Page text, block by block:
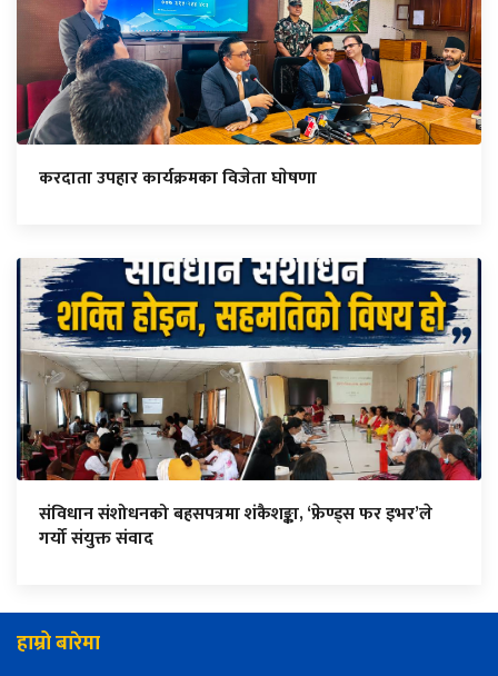
करदाता उपहार कार्यक्रमका विजेता घाेषणा
संविधान संशोधनको बहसपत्रमा शंकैशङ्का, ‘फ्रेण्ड्स फर इभर’ले
गर्यो संयुक्त संवाद
हाम्रो बारेमा